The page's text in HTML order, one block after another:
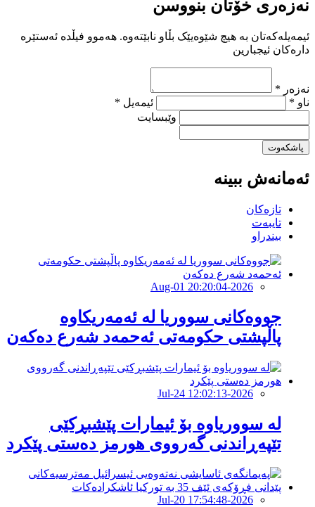
نەزەری خۆتان بنووسن
ئیمەیلەکەتان بە هیچ شێوەیێک بڵاو نابێتەوە. هەموو فیڵدە ئەستێرە
دارەکان ئیجبارین
نەزەر *
ناو *
ئیمەیل *
وێبسایت
پاشکەوت
ئەمانەش ببینە
تازەکان
تایبەت
بیندراو
2026-Aug-01 20:20:04
جووەكانی سووریا لە ئەمەریكاوە
پاڵپشتی حكومەتی ئەحمەد شەرع دەكەن
2026-Jul-24 12:02:13
لە سووریاوە بۆ ئیمارات پێشبڕکێى
تێپەڕاندنى گەرووى هورمز دەستى پێکرد
2026-Jul-20 17:54:48